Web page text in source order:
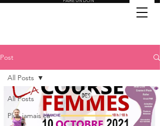
Post
All Posts
Plus jamais ça
All Posts